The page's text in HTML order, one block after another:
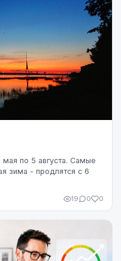
по 5 августа. Самые
зима - продлятся с 6
19 0 0